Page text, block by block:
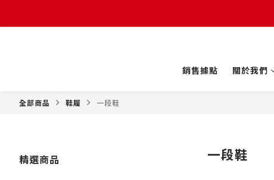
銷售據點 關於我們
全部商品 鞋履 一段鞋
精選商品
一段鞋